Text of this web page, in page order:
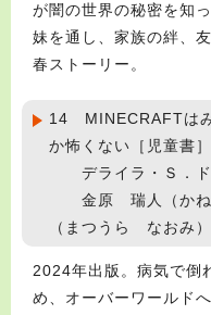
が闇の世界の秘密を知
妹を通し、家族の絆、
春ストーリー。
14 MINECRAFTは
か怖くない［児童書］
デライラ・Ｓ．
金原 瑞人（かね
（まつうら なお
2024年出版。病気で倒
め、オーバーワールド